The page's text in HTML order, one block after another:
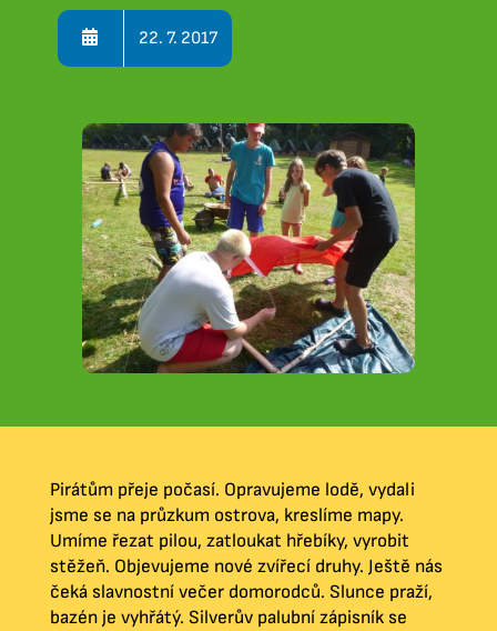
22. 7. 2017
Pirátům přeje počasí. Opravujeme lodě, vydali
jsme se na průzkum ostrova, kreslíme mapy.
Umíme řezat pilou, zatloukat hřebíky, vyrobit
stěžeň. Objevujeme nové zvířecí druhy. Ještě nás
čeká slavnostní večer domorodců. Slunce praží,
bazén je vyhřátý. Silverův palubní zápisník se